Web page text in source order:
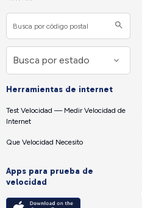
Herramientas de internet
Test Velocidad — Medir Velocidad de
Internet
Que Velocidad Necesito
Apps para prueba de
velocidad